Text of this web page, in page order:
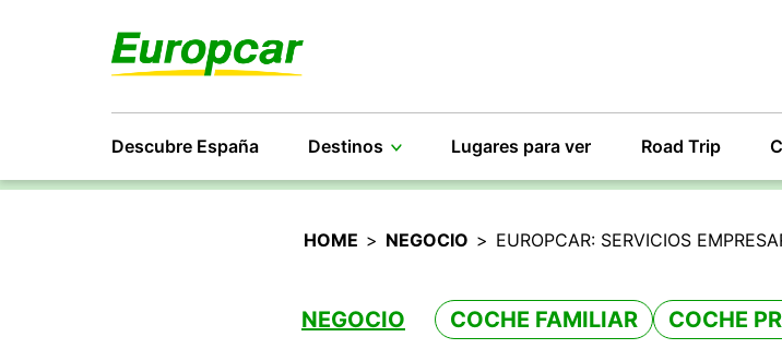
Descubre España Destinos Lugares para ver Road Trip
HOME > NEGOCIO > EUROPCAR: SERVICIOS
NEGOCIO COCHE FAMILIAR COCHE